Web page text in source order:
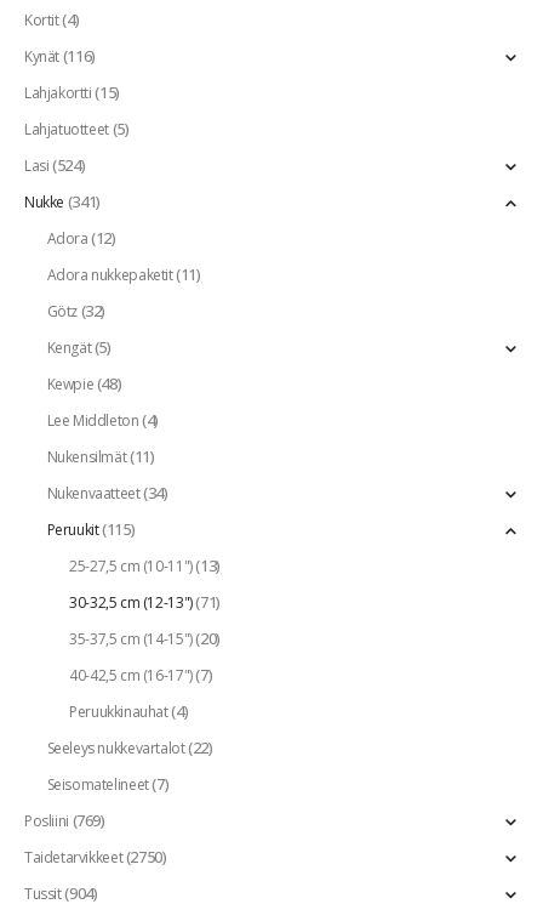
Kortit(4)
Kynät(116)
Lahjakortti(15)
Lahjatuotteet(5)
Lasi(524)
Nukke (341)
Adora(12)
Adora nukkepaketit(11)
Götz(32)
Kengät(5)
Kewpie(48)
Lee Middleton(4)
Nukensilmät(11)
Nukenvaatteet(34)
Peruukit(115)
25-27,5 cm (10-11")(13)
30-32,5 cm (12-13")(71)
35-37,5 cm (14-15")(20)
40-42,5 cm (16-17")(7)
Peruukkinauhat(4)
Seeleys nukkevartalot(22)
Seisomatelineet(7)
Posliini (769)
Taidetarvikkeet(2750)
Tussit(904)